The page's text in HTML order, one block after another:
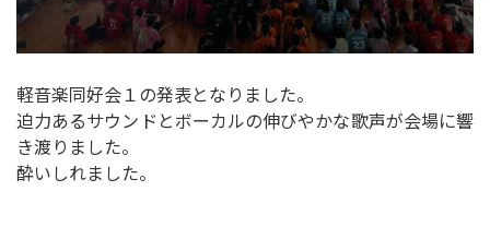
軽音楽同好会１の発表となりました。
迫力あるサウンドとボーカルの伸びやかな歌声が会場に響
き渡りました。
酔いしれました。